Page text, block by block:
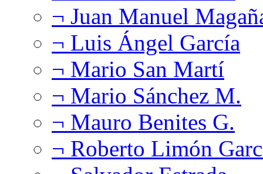
¬ Juan Manuel
¬ Luis Ángel García
¬ Mario San Martí
¬ Mario Sánchez M.
¬ Mauro Benites G.
¬ Roberto Limón